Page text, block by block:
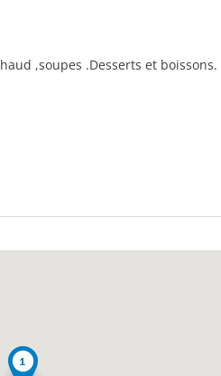
,soupes .Desserts et boissons.